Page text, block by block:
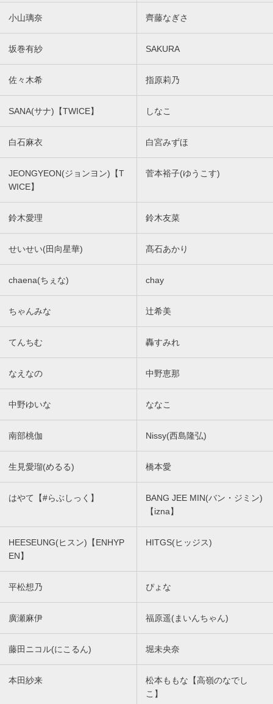
小山璃奈 齊藤なぎさ
坂巻有紗 SAKURA
佐々木希 指原莉乃
SANA(サナ)【TWICE】 しなこ
白石麻衣 白宮みずほ
JEONGYEON(ジョンヨン)【T
WICE】
菅本裕子(ゆうこす)
鈴木愛理 鈴木友菜
せいせい(田向星華) 髙石あかり
chaena(ちぇな) chay
ちゃんみな 辻希美
てんちむ 轟すみれ
なえなの 中野恵那
中野ゆいな ななこ
南部桃伽 Nissy(西島隆弘)
生見愛瑠(めるる) 橋本愛
はやて【#らぶしっく】
BANG JEE MIN(バン・ジミン)
【izna】
HEESEUNG(ヒスン)【ENHYP
EN】
HITGS(ヒッジス)
平松想乃 ぴょな
廣瀬麻伊 福原遥(まいんちゃん)
藤田ニコル(にこるん) 堀未央奈
本田紗来
松本ももな【高嶺のなでし
こ】